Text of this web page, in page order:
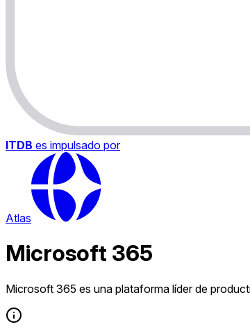
ITDB es impulsado por
Atlas
Microsoft 365
Microsoft 365 es una plataforma líder de